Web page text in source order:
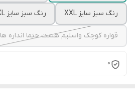
رنگ سبز سایز XXL رنگ سبز سایز 3XL
قواره کوچک واسلیم هست حتما انداره
0